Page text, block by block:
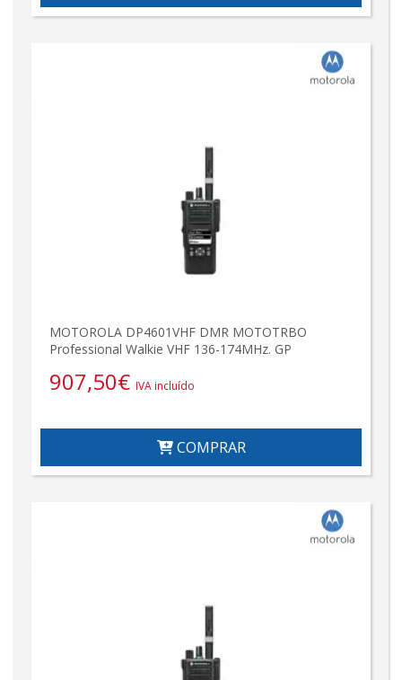
MOTOROLA DP4601VHF DMR MOTOTRBO
Professional Walkie VHF 136-174MHz. GP
907,50€ IVA incluído
COMPRAR